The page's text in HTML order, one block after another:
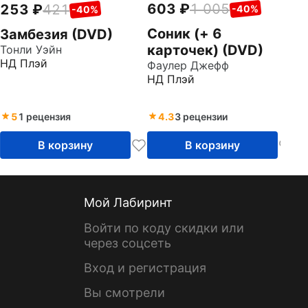
253 421 -40%
Замбезия (DVD)
Тонли Уэйн
НД Плэй
51 рецензия
В корзину
603 1 005 -40%
Соник (+ 6
карточек) (DVD)
Фаулер Джефф
НД Плэй
4.33 рецензии
В корзину
Мой Лабиринт
Войти по коду скидки или
через соцсеть
Вход и регистрация
Вы смотрели